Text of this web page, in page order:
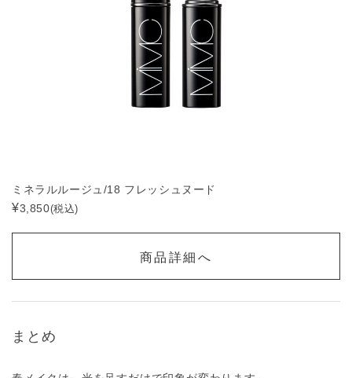
ミネラルルージュ/18 フレッシュヌード
¥3,850(税込)
商品詳細へ
まとめ